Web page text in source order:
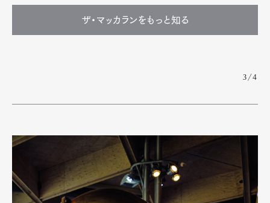
ザ・マッカランをもっと知る
3/4